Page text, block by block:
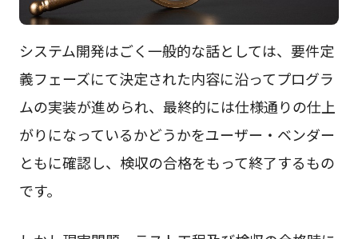
システム開発はごく一般的な話としては、要件定
義フェーズにて決定された内容に沿ってプログラ
ムの実装が進められ、最終的には仕様通りの仕上
がりになっているかどうかをユーザー・ベンダー
ともに確認し、検収の合格をもって終了するもの
です。